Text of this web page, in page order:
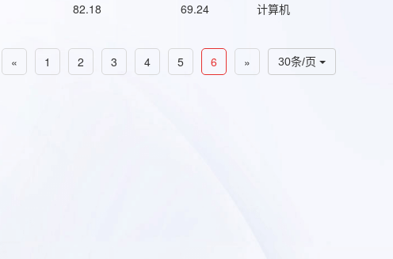
82.18 69.24 计算机
30条/页
« 1 2 3 4 5 6 »